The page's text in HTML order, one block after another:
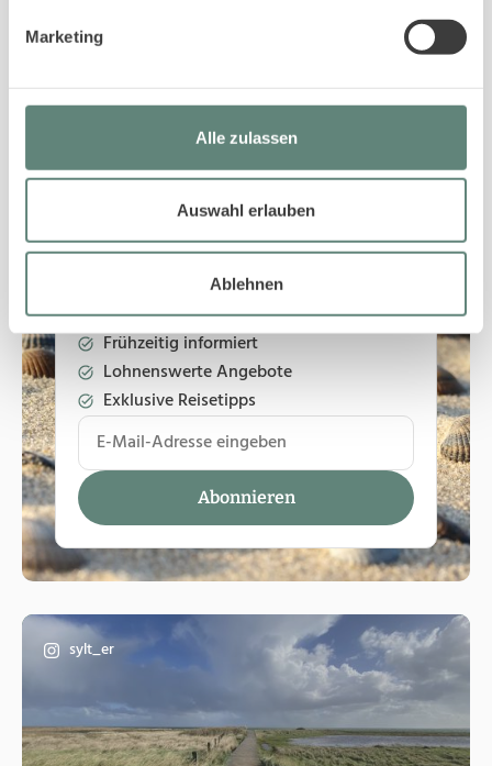
Marketing
Alle zulassen
Auswahl erlauben
Ablehnen
Zeige mehr Objekte, die im Frühling besonders
ABONNIEREN SIE UNSEREN
NEWSLETT
ER
Frühzeitig informiert
Lohnenswerte Angebote
Exklusive Reisetipps
sylt_er